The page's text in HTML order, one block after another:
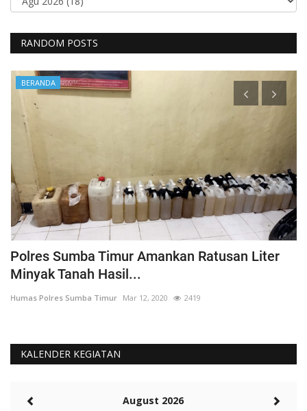
RANDOM POSTS
BERANDA
Polres Sumba Timur Amankan Ratusan Liter
Minyak Tanah Hasil...
Humas Polres Sumba Timur Mar 12, 2020 2419
KALENDER KEGIATAN
August 2026